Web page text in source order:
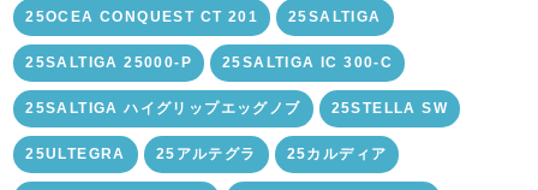
25OCEA CONQUEST CT 201 25SALTIGA
25SALTIGA 25000-P 25SALTIGA IC 300-C
25SALTIGA ハイグリップエッグノブ 25STELLA SW
25ULTEGRA 25アルテグラ 25カルディア